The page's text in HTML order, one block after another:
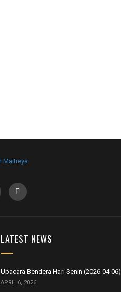
LATEST NEWS
Upacara Bendera Hari Senin (2026-04-06)
APRIL 6, 2026